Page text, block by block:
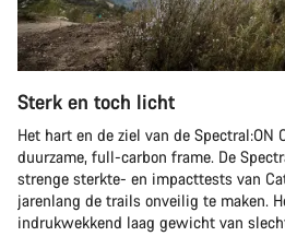
Sterk en toch licht
Het hart en de ziel van de Spectral:ON
duurzame, full-carbon frame. De
strenge sterkte- en impacttests van
jarenlang de trails onveilig te maken.
indrukwekkend laag gewicht van